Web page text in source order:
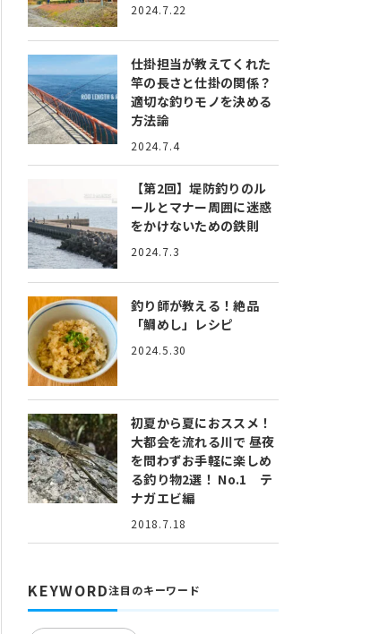
2024.7.22
仕掛担当が教えてくれた
竿の長さと仕掛の関係？
適切な釣りモノを決める
方法論
2024.7.4
【第2回】堤防釣りのル
ールとマナー周囲に迷惑
をかけないための鉄則
2024.7.3
釣り師が教える！絶品
「鯛めし」レシピ
2024.5.30
初夏から夏におススメ！
大都会を流れる川で 昼夜
を問わずお手軽に楽しめ
る釣り物2選！ No.1 テ
ナガエビ編
2018.7.18
KEYWORD注目のキーワード